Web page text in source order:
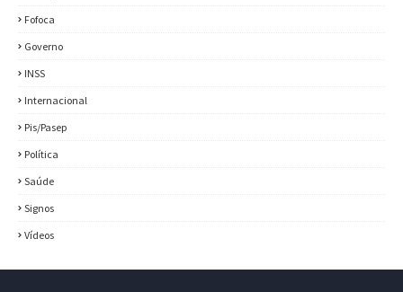
Fofoca
Governo
INSS
Internacional
Pis/Pasep
Política
Saúde
Signos
Vídeos